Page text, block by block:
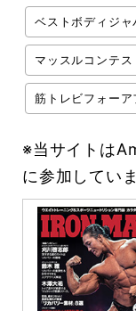
ベストボディジャ
マッスルコンテス
筋トレビフォーア
※当サイトは
に参加してい